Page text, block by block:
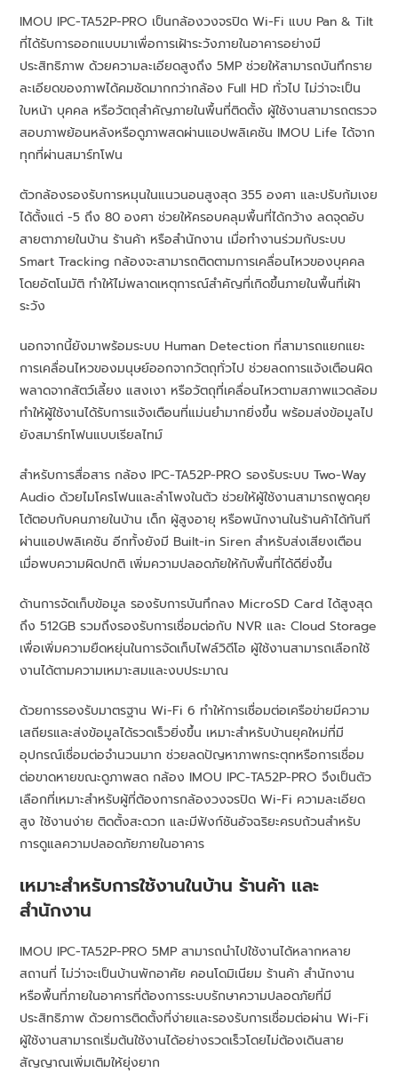
IMOU IPC-TA52P-PRO เป็นกล้องวงจรปิด Wi-Fi แบบ Pan & Tilt
ที่ได้รับการออกแบบมาเพื่อการเฝ้าระวังภายในอาคารอย่างมี
ประสิทธิภาพ ด้วยความละเอียดสูงถึง 5MP ช่วยให้สามารถบันทึกราย
ละเอียดของภาพได้คมชัดมากกว่ากล้อง Full HD ทั่วไป ไม่ว่าจะเป็น
ใบหน้า บุคคล หรือวัตถุสำคัญภายในพื้นที่ติดตั้ง ผู้ใช้งานสามารถตรวจ
สอบภาพย้อนหลังหรือดูภาพสดผ่านแอปพลิเคชัน IMOU Life ได้จาก
ทุกที่ผ่านสมาร์ทโฟน
ตัวกล้องรองรับการหมุนในแนวนอนสูงสุด 355 องศา และปรับก้มเงย
ได้ตั้งแต่ -5 ถึง 80 องศา ช่วยให้ครอบคลุมพื้นที่ได้กว้าง ลดจุดอับ
สายตาภายในบ้าน ร้านค้า หรือสำนักงาน เมื่อทำงานร่วมกับระบบ
Smart Tracking กล้องจะสามารถติดตามการเคลื่อนไหวของบุคคล
โดยอัตโนมัติ ทำให้ไม่พลาดเหตุการณ์สำคัญที่เกิดขึ้นภายในพื้นที่เฝ้า
ระวัง
นอกจากนี้ยังมาพร้อมระบบ Human Detection ที่สามารถแยกแยะ
การเคลื่อนไหวของมนุษย์ออกจากวัตถุทั่วไป ช่วยลดการแจ้งเตือนผิด
พลาดจากสัตว์เลี้ยง แสงเงา หรือวัตถุที่เคลื่อนไหวตามสภาพแวดล้อม
ทำให้ผู้ใช้งานได้รับการแจ้งเตือนที่แม่นยำมากยิ่งขึ้น พร้อมส่งข้อมูลไป
ยังสมาร์ทโฟนแบบเรียลไทม์
สำหรับการสื่อสาร กล้อง IPC-TA52P-PRO รองรับระบบ Two-Way
Audio ด้วยไมโครโฟนและลำโพงในตัว ช่วยให้ผู้ใช้งานสามารถพูดคุย
โต้ตอบกับคนภายในบ้าน เด็ก ผู้สูงอายุ หรือพนักงานในร้านค้าได้ทันที
ผ่านแอปพลิเคชัน อีกทั้งยังมี Built-in Siren สำหรับส่งเสียงเตือน
เมื่อพบความผิดปกติ เพิ่มความปลอดภัยให้กับพื้นที่ได้ดียิ่งขึ้น
ด้านการจัดเก็บข้อมูล รองรับการบันทึกลง MicroSD Card ได้สูงสุด
ถึง 512GB รวมถึงรองรับการเชื่อมต่อกับ NVR และ Cloud Storage
เพื่อเพิ่มความยืดหยุ่นในการจัดเก็บไฟล์วิดีโอ ผู้ใช้งานสามารถเลือกใช้
งานได้ตามความเหมาะสมและงบประมาณ
ด้วยการรองรับมาตรฐาน Wi-Fi 6 ทำให้การเชื่อมต่อเครือข่ายมีความ
เสถียรและส่งข้อมูลได้รวดเร็วยิ่งขึ้น เหมาะสำหรับบ้านยุคใหม่ที่มี
อุปกรณ์เชื่อมต่อจำนวนมาก ช่วยลดปัญหาภาพกระตุกหรือการเชื่อม
ต่อขาดหายขณะดูภาพสด กล้อง IMOU IPC-TA52P-PRO จึงเป็นตัว
เลือกที่เหมาะสำหรับผู้ที่ต้องการกล้องวงจรปิด Wi-Fi ความละเอียด
สูง ใช้งานง่าย ติดตั้งสะดวก และมีฟังก์ชันอัจฉริยะครบถ้วนสำหรับ
การดูแลความปลอดภัยภายในอาคาร
เหมาะสำหรับการใช้งานในบ้าน ร้านค้า และ
สำนักงาน
IMOU IPC-TA52P-PRO 5MP สามารถนำไปใช้งานได้หลากหลาย
สถานที่ ไม่ว่าจะเป็นบ้านพักอาศัย คอนโดมิเนียม ร้านค้า สำนักงาน
หรือพื้นที่ภายในอาคารที่ต้องการระบบรักษาความปลอดภัยที่มี
ประสิทธิภาพ ด้วยการติดตั้งที่ง่ายและรองรับการเชื่อมต่อผ่าน Wi-Fi
ผู้ใช้งานสามารถเริ่มต้นใช้งานได้อย่างรวดเร็วโดยไม่ต้องเดินสาย
สัญญาณเพิ่มเติมให้ยุ่งยาก